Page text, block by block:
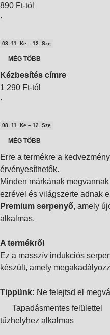
890 Ft-tól
·
08. 11. Ke – 12. Sze
MÉG TÖBB
Kézbesítés címre
1 290 Ft-tól
·
08. 11. Ke – 12. Sze
MÉG TÖBB
Erre a termékre a
érvényesíthetők.
Minden márkának
ezrével és világszerte adnak
Premium serpenyő, amely
alkalmas.
A termékről
Ez a masszív indukciós
készült, amely
Tippünk: Ne felejtsd el
Tapadásmentes felülettel
tűzhelyhez alkalmas